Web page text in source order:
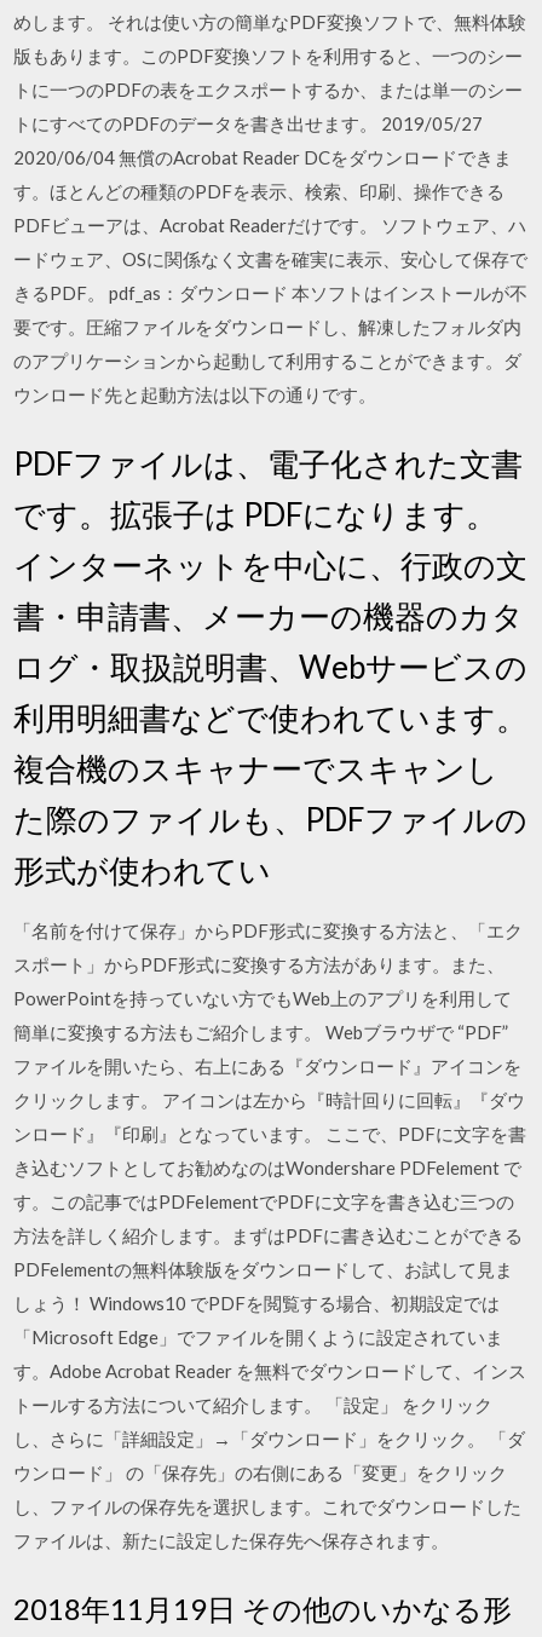
めします。 それは使い方の簡単なPDF変換ソフトで、無料体験
版もあります。このPDF変換ソフトを利用すると、一つのシー
トに一つのPDFの表をエクスポートするか、または単一のシー
トにすべてのPDFのデータを書き出せます。 2019/05/27
2020/06/04 無償のAcrobat Reader DCをダウンロードできま
す。ほとんどの種類のPDFを表示、検索、印刷、操作できる
PDFビューアは、Acrobat Readerだけです。 ソフトウェア、ハ
ードウェア、OSに関係なく文書を確実に表示、安心して保存で
きるPDF。 pdf_as：ダウンロード 本ソフトはインストールが不
要です。圧縮ファイルをダウンロードし、解凍したフォルダ内
のアプリケーションから起動して利用することができます。ダ
ウンロード先と起動方法は以下の通りです。
PDFファイルは、電子化された文書
です。拡張子は PDFになります。
インターネットを中心に、行政の文
書・申請書、メーカーの機器のカタ
ログ・取扱説明書、Webサービスの
利用明細書などで使われています。
複合機のスキャナーでスキャンし
た際のファイルも、PDFファイルの
形式が使われてい
「名前を付けて保存」からPDF形式に変換する方法と、「エク
スポート」からPDF形式に変換する方法があります。また、
PowerPointを持っていない方でもWeb上のアプリを利用して
簡単に変換する方法もご紹介します。 Webブラウザで “PDF”
ファイルを開いたら、右上にある『ダウンロード』アイコンを
クリックします。 アイコンは左から『時計回りに回転』『ダウ
ンロード』『印刷』となっています。 ここで、PDFに文字を書
き込むソフトとしてお勧めなのはWondershare PDFelement で
す。この記事ではPDFelementでPDFに文字を書き込む三つの
方法を詳しく紹介します。まずはPDFに書き込むことができる
PDFelementの無料体験版をダウンロードして、お試して見ま
しょう！ Windows10 でPDFを閲覧する場合、初期設定では
「Microsoft Edge」でファイルを開くように設定されていま
す。Adobe Acrobat Reader を無料でダウンロードして、インス
トールする方法について紹介します。 「設定」 をクリック
し、さらに「詳細設定」→「ダウンロード」をクリック。 「ダ
ウンロード」 の「保存先」の右側にある「変更」をクリック
し、ファイルの保存先を選択します。これでダウンロードした
ファイルは、新たに設定した保存先へ保存されます。
2018年11月19日 その他のいかなる形